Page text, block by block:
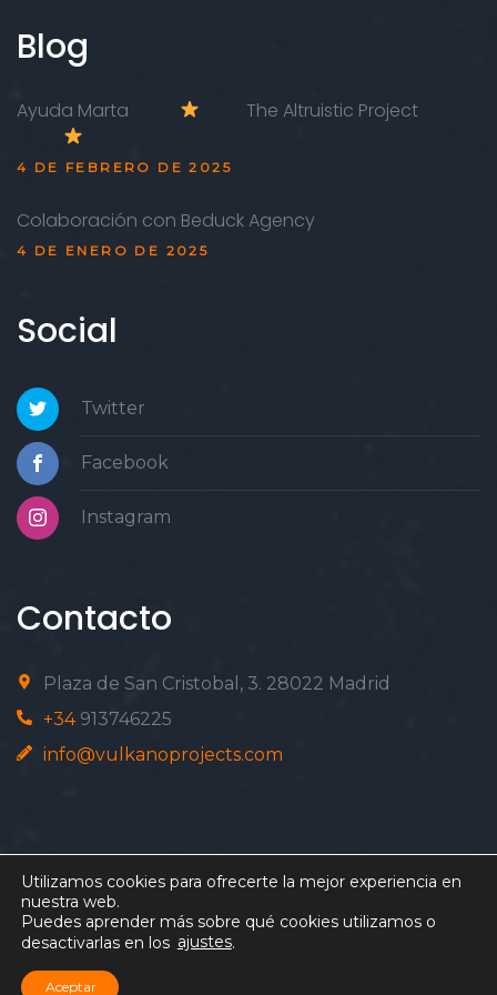
Blog
Ayuda Marta The Altruistic Project
4 DE FEBRERO DE 2025
Colaboración con Beduck Agency
4 DE ENERO DE 2025
Social
Twitter
Facebook
Instagram
Contacto
Plaza de San Cristobal, 3. 28022 Madrid
+34913746225
info@vulkanoprojects.com
© COPYRIGHT VULKANO PROJECTS
Utilizamos cookies para ofrecerte la mejor experiencia en
nuestra web.
Puedes aprender más sobre qué cookies utilizamos o
desactivarlas en los ajustes.
Aceptar